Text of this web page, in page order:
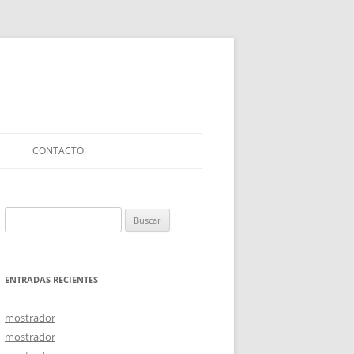
CONTACTO
ENTRADAS RECIENTES
mostrador
mostrador